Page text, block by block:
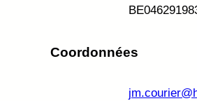
BE
Coordonnées